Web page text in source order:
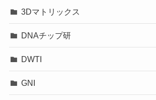
3Dマトリックス
DNAチップ研
DWTI
GNI